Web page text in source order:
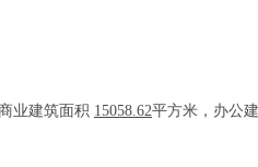
业建筑面积 15058.62平方米，办公